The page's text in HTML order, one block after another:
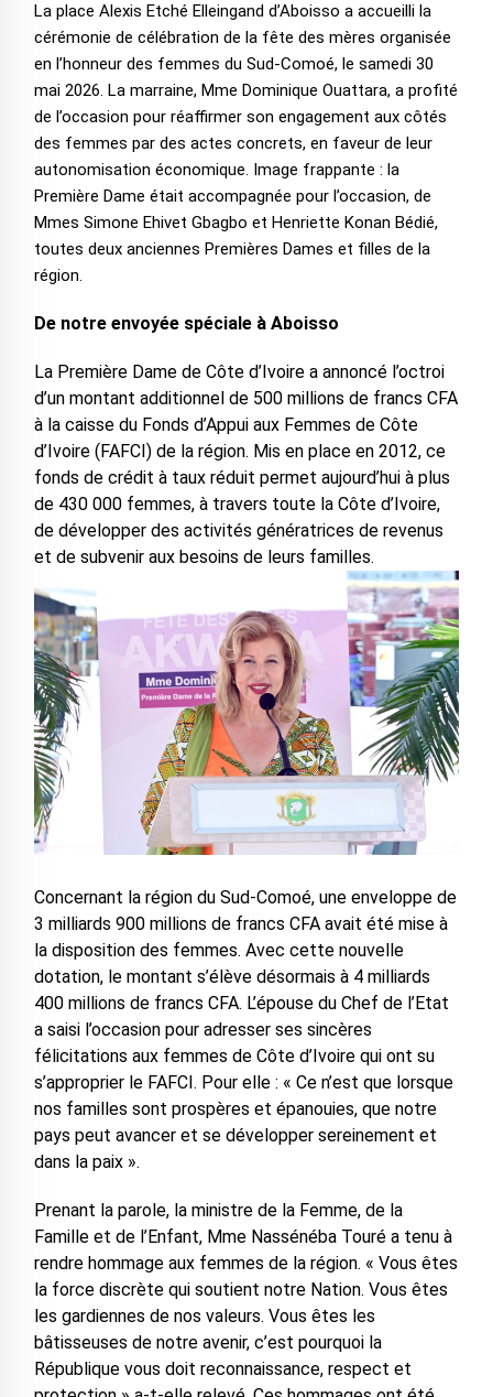
La place Alexis Etché Elleingand d’Aboisso a accueilli la
cérémonie de célébration de la fête des mères organisée
en l’honneur des femmes du Sud-Comoé, le samedi 30
mai 2026. La marraine, Mme Dominique Ouattara, a profité
de l’occasion pour réaffirmer son engagement aux côtés
des femmes par des actes concrets, en faveur de leur
autonomisation économique. Image frappante : la
Première Dame était accompagnée pour l’occasion, de
Mmes Simone Ehivet Gbagbo et Henriette Konan Bédié,
toutes deux anciennes Premières Dames et filles de la
région.
De notre envoyée spéciale à Aboisso
La Première Dame de Côte d’Ivoire a annoncé l’octroi
d’un montant additionnel de 500 millions de francs CFA
à la caisse du Fonds d’Appui aux Femmes de Côte
d’Ivoire (FAFCI) de la région. Mis en place en 2012, ce
fonds de crédit à taux réduit permet aujourd’hui à plus
de 430 000 femmes, à travers toute la Côte d’Ivoire,
de développer des activités génératrices de revenus
et de subvenir aux besoins de leurs familles.
Concernant la région du Sud-Comoé, une enveloppe de
3 milliards 900 millions de francs CFA avait été mise à
la disposition des femmes. Avec cette nouvelle
dotation, le montant s’élève désormais à 4 milliards
400 millions de francs CFA. L’épouse du Chef de l’Etat
a saisi l’occasion pour adresser ses sincères
félicitations aux femmes de Côte d’Ivoire qui ont su
s’approprier le FAFCI. Pour elle : « Ce n’est que lorsque
nos familles sont prospères et épanouies, que notre
pays peut avancer et se développer sereinement et
dans la paix ».
Prenant la parole, la ministre de la Femme, de la
Famille et de l’Enfant, Mme Nassénéba Touré a tenu à
rendre hommage aux femmes de la région. « Vous êtes
la force discrète qui soutient notre Nation. Vous êtes
les gardiennes de nos valeurs. Vous êtes les
bâtisseuses de notre avenir, c’est pourquoi la
République vous doit reconnaissance, respect et